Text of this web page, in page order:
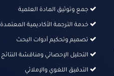
جمع وتوثيق المادة العلمية
خدمة الترجمة الأكاديمية المعتمدة
تصميم وتحكيم أدوات البحث
التحليل الإحصائي ومناقشة النتائج
التدقيق اللغوي والإملائي